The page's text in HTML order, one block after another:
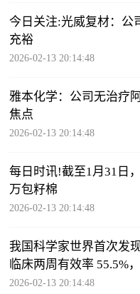
今日关注:光威复材：公
充裕
2026-02-13 20:14:48
雅本化学：公司无治疗
焦点
2026-02-13 20:14:48
每日时讯!截至1月31日
万包籽棉
2026-02-13 20:14:48
我国科学家世界首次发
临床两周有效率 55.5%
2026-02-13 20:14:48